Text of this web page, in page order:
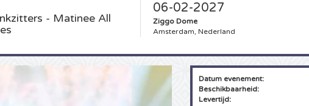
- Matinee All
06-02-2027
Ziggo Dome
Amsterdam, Nederland
Datum evenement:
Beschikbaarheid:
Levertijd: